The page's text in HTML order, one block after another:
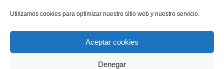
Utilizamos cookies para optimizar nuestro sitio web y nuestro servicio.
Aceptar cookies
Denegar
ASAJA Salamanca - Jóvenes Agricultores
Camino Estrecho de la Aldehuela, 50, 37003 Salamanca -
España · Tel.: +34 923 190 720 ·asaja@asajasalamanca.com